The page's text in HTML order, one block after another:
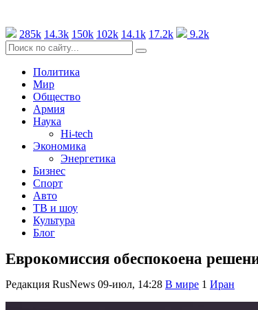
285k 14.3k 150k 102k 14.1k 17.2k 9.2k
Политика
Мир
Общество
Армия
Наука
Hi-tech
Экономика
Энергетика
Бизнес
Спорт
Авто
ТВ и шоу
Культура
Блог
Еврокомиссия обеспокоена
Редакция RusNews 09-июл, 14:28 В мире 1 Иран